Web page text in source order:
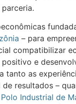
– para
compatibilizar
e
tanto as
resultados –
Polo Industrial de